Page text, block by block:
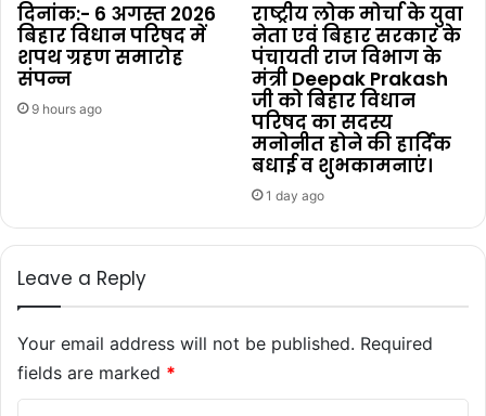
दिनांक:- 6 अगस्त 2026
बिहार विधान परिषद में
शपथ ग्रहण समारोह
संपन्न
9 hours ago
राष्ट्रीय लोक मोर्चा के युवा
नेता एवं बिहार सरकार के
पंचायती राज विभाग के
मंत्री Deepak Prakash
जी को बिहार विधान
परिषद का सदस्य
मनोनीत होने की हार्दिक
बधाई व शुभकामनाएं।
1 day ago
Leave a Reply
Your email address will not be published. Required
fields are marked *